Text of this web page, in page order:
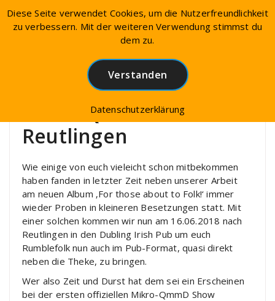
Mikro-QmmD in Reutlingen
Mikro-QmmD in
Reutlingen
Wie einige von euch vieleicht schon mitbekommen
haben fanden in letzter Zeit neben unserer Arbeit
am neuen Album ‚For those about to Folk!‘ immer
wieder Proben in kleineren Besetzungen statt. Mit
einer solchen kommen wir nun am 16.06.2018 nach
Reutlingen in den Dubling Irish Pub um euch
Rumblefolk nun auch im Pub-Format, quasi direkt
neben die Theke, zu bringen.
Wer also Zeit und Durst hat dem sei ein Erscheinen
bei der ersten offiziellen Mikro-QmmD Show
Diese Seite verwendet Cookies, um die Nutzerfreundlichkeit
zu verbessern. Mit der weiteren Verwendung stimmst du
dem zu.
Verstanden
Datenschutzerklärung